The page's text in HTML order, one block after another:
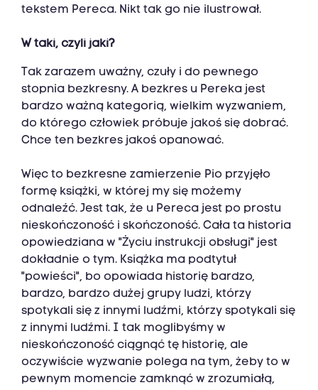
tekstem Pereca. Nikt tak go nie ilustrował.
W taki, czyli jaki?
Tak zarazem uważny, czuły i do pewnego
stopnia bezkresny. A bezkres u Pereka jest
bardzo ważną kategorią, wielkim wyzwaniem,
do którego człowiek próbuje jakoś się dobrać.
Chce ten bezkres jakoś opanować.
Więc to bezkresne zamierzenie Pio przyjęło
formę książki, w której my się możemy
odnaleźć. Jest tak, że u Pereca jest po prostu
nieskończoność i skończoność. Cała ta historia
opowiedziana w "Życiu instrukcji obsługi" jest
dokładnie o tym. Książka ma podtytuł
"powieści", bo opowiada historię bardzo,
bardzo, bardzo dużej grupy ludzi, którzy
spotykali się z innymi ludźmi, którzy spotykali się
z innymi ludźmi. I tak moglibyśmy w
nieskończoność ciągnąć tę historię, ale
oczywiście wyzwanie polega na tym, żeby to w
pewnym momencie zamknąć w zrozumiałą,